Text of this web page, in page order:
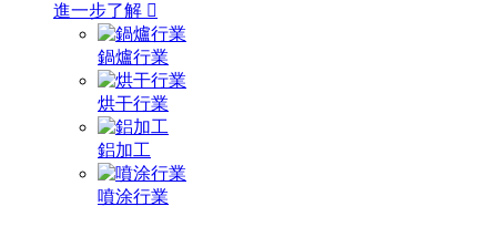
進一步了解 
鍋爐行業
烘干行業
鋁加工
噴涂行業